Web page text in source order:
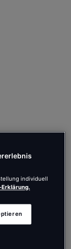
individuell